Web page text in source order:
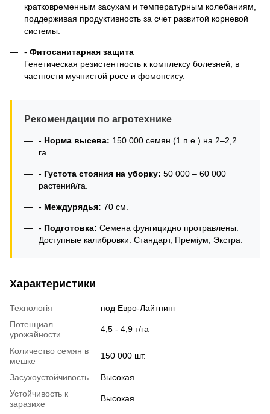
кратковременным засухам и температурным колебаниям,
поддерживая продуктивность за счет развитой корневой
системы.
- Фитосанитарная защита
Генетическая резистентность к комплексу болезней, в
частности мучнистой росе и фомопсису.
Рекомендации по агротехнике
- Норма высева: 150 000 семян (1 п.е.) на 2–2,2
га.
- Густота стояния на уборку: 50 000 – 60 000
растений/га.
- Междурядья: 70 см.
- Подготовка: Семена фунгицидно протравлены.
Доступные калибровки: Стандарт, Преміум, Экстра.
Характеристики
Технологія
под Евро-Лайтнинг
Потенциал
урожайности
4,5 - 4,9 т/га
Количество семян в
мешке
150 000 шт.
Засухоустойчивость
Высокая
Устойчивость к
заразихе
Высокая